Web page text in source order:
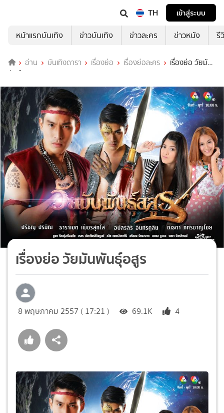
TH
เข้าสู่ระบบ
หน้าแรกบันเทิง
ข่าวบันเทิง ข่าวละคร ข่าวหนัง รี
อ่าน บันเทิงดารา เรื่องย่อ เรื่องย่อละคร
เรื่องย่อ วัยมัน
พันธุ์อสูร
เรื่องย่อ วัยมันพันธุ์อสูร
8 พฤษภาคม 2557 ( 17:21 ) 69.1K 4